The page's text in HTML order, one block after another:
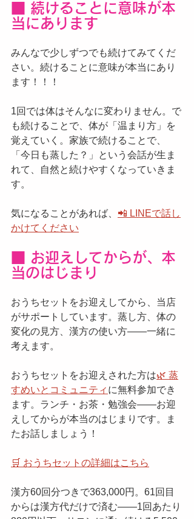
■ 続けることに意味が本
当にあります
みんなで少しずつでも続けてみてくだ
さい。続けることに意味が本当にあり
ます！！！
1回では体はそんなに変わりません。で
も続けることで、体が「温まり方」を
覚えていく。家族で続けることで、
「今日も蒸した？」という会話が生ま
れて、自然と続けやすくなっていきま
す。
気になることがあれば、 📲 LINEで話し
かけてください
■ お迎えしてからが、本
当のはじまり
おうちセットをお迎えしてから、当店
がサポートしています。蒸し方、体の
変化の見方、漢方の使い方——一緒に
考えます。
おうちセットをお迎えされた方は🌿 蒸
すめいとコミュニティ に無料参加でき
ます。ランチ・お茶・勉強会——お迎
えしてからが本当のはじまりです。ま
たお話しましょう！
🛒 おうちセットの詳細はこちら
漢方60回分つきで363,000円。61回目
からは漢方代だけで済む——1回あたり